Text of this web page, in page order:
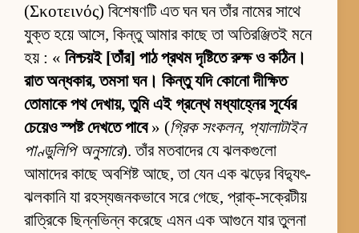
(Σκοτεινός) বিশেষণটি এত ঘন ঘন তাঁর নামের সাথে
যুক্ত হয়ে আসে, কিন্তু আমার কাছে তা অতিরঞ্জিতই মনে
হয় : « নিশ্চয়ই [তাঁর] পাঠ প্রথম দৃষ্টিতে রুক্ষ ও কঠিন।
রাত অন্ধকার, তমসা ঘন। কিন্তু যদি কোনো দীক্ষিত
তোমাকে পথ দেখায়, তুমি এই গ্রন্থে মধ্যাহ্নের সূর্যের
চেয়েও স্পষ্ট দেখতে পাবে» (গ্রিক সংকলন, প্যালাটাইন
পাণ্ডুলিপি অনুসারে). তাঁর মতবাদের যে ঝলকগুলো
আমাদের কাছে অবশিষ্ট আছে, তা যেন এক ঝড়ের বিদ্যুৎ-
ঝলকানি যা রহস্যজনকভাবে সরে গেছে, প্রাক্-সক্রেটীয়
রাত্রিকে ছিন্নভিন্ন করেছে এমন এক আগুনে যার তুলনা